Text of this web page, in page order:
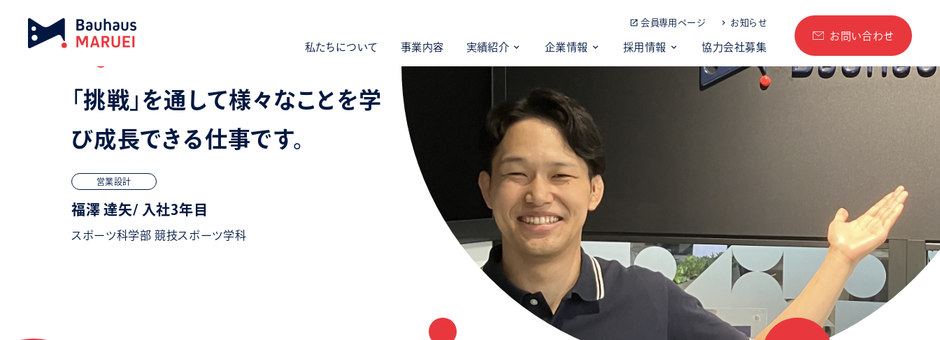
会員専用ページ お知らせ
私たちについて 事業内容 実績紹介 企業情報 採用情報 協力会社募集
お問い合わせ
「挑戦」を通して様々なことを学
び成長できる仕事です。
営業設計
福澤 達矢/ 入社3年目
スポーツ科学部 競技スポーツ学科